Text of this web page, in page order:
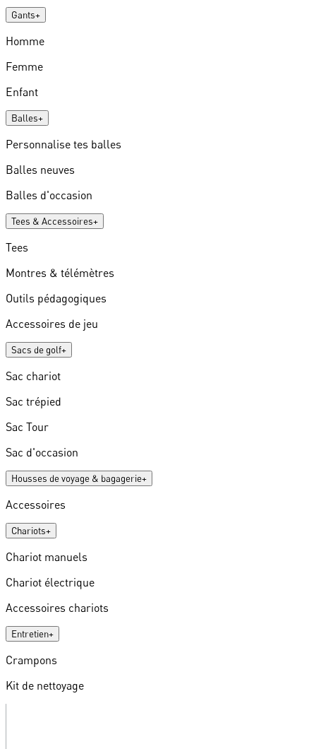
Gants+
Homme
Femme
Enfant
Balles+
Personnalise tes balles
Balles neuves
Balles d'occasion
Tees & Accessoires+
Tees
Montres & télémètres
Outils pédagogiques
Accessoires de jeu
Sacs de golf+
Sac chariot
Sac trépied
Sac Tour
Sac d'occasion
Housses de voyage & bagagerie+
Accessoires
Chariots+
Chariot manuels
Chariot électrique
Accessoires chariots
Entretien+
Crampons
Kit de nettoyage